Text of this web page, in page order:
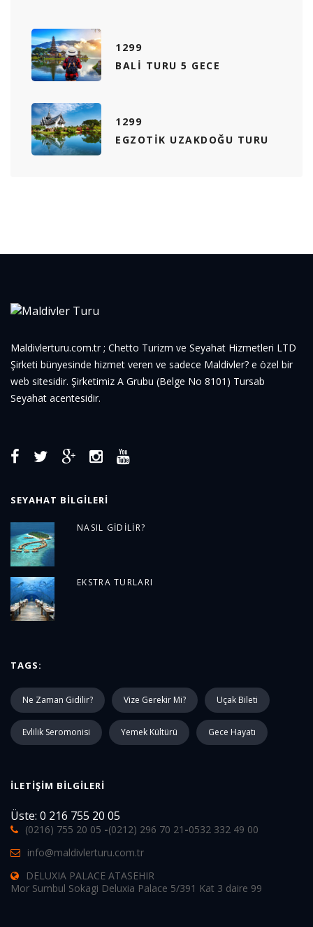
1299
BALI TURU 5 GECE
1299
EGZOTIK UZAKDOĞU TURU
Maldivlerturu.com.tr ; Chetto Turizm ve Seyahat Hizmetleri LTD
Şirketi bünyesinde hizmet veren ve sadece Maldivler? e özel bir
web sitesidir. Şirketimiz A Grubu (Belge No 8101) Tursab
Seyahat acentesidir.
SEYAHAT BILGILERI
NASIL GIDILIR?
EKSTRA TURLARI
TAGS:
Ne Zaman Gidilir? Vize Gerekir Mi? Uçak Bileti
Evlilik Seromonisi Yemek Kültürü Gece Hayatı
İLETIŞIM BILGILERI
Üste: 0 216 755 20 05
(0216) 755 20 05 -(0212) 296 70 21 -0532 332 49 00
info@maldivlerturu.com.tr
DELUXIA PALACE ATASEHIR
Mor Sumbul Sokagi Deluxia Palace 5/391 Kat 3 daire 99